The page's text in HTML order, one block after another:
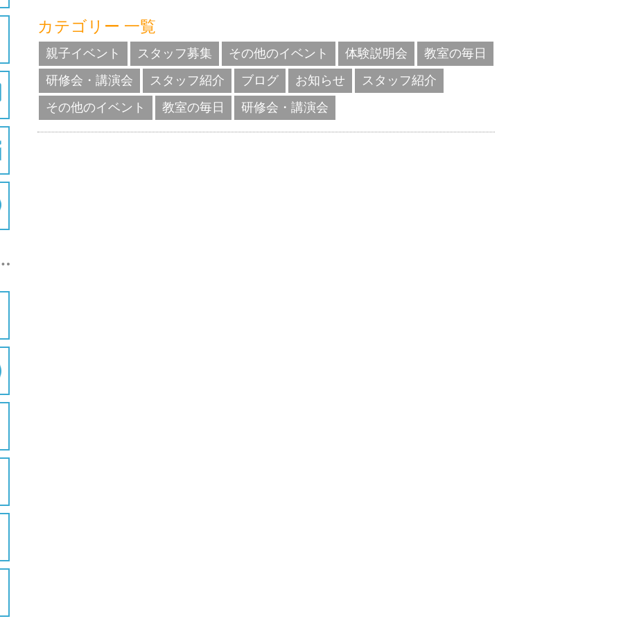
カテゴリー 一覧
親子イベント スタッフ募集 その他のイベント 体験説明会
教室の毎日
研修会・講演会
スタッフ紹介 ブログ お知らせ
スタッフ紹介
その他のイベント
教室の毎日 研修会・講演会